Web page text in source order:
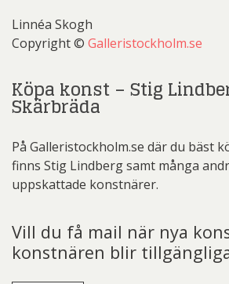
Linnéa Skogh
Copyright © Galleristockholm.se
Köpa konst – Stig
Skärbräda
På Galleristockholm.se där du bäst
finns Stig Lindberg samt många
uppskattade konstnärer.
Vill du få mail när nya
konstnären blir